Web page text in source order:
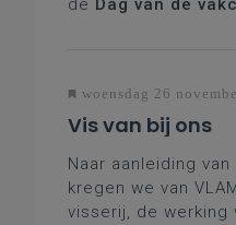
de Dag van de
woensdag 26
Vis van bij ons
Naar aanleiding
kregen we van
visserij, de werking